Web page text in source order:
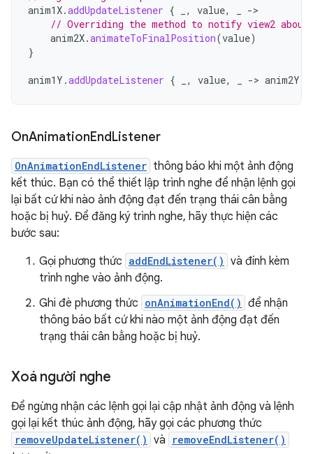
anim1X.addUpdateListener { , value, -
// Overriding the method to notify view2
anim2X.animateToFinalPosition(value)
}
anim1Y .addUpdateListener { , value, -> anim2Y
OnAnimationEnd Listener
OnAnimationEndListener thông báo khi một ảnh động
kết thúc. Bạn có thể thiết lập trình nghe để nhận lệnh gọi
lại bất cứ khi nào ảnh động đạt đến trạng thái cân bằng
hoặc bị huỷ. Để đăng ký trình nghe, hãy thực hiện các
bước sau:
Gọi phương thức addEndListener() và đính kèm
trình nghe vào ảnh động.
Ghi đè phương thức onAnimationEnd() để nhận
thông báo bất cứ khi nào một ảnh động đạt đến
trạng thái cân bằng hoặc bị huỷ.
Xoá người nghe
Để ngừng nhận các lệnh gọi lại cập nhật ảnh động và lệnh
gọi lại kết thúc ảnh động, hãy gọi các phương thức
removeUpdateListener() và removeEndListener()